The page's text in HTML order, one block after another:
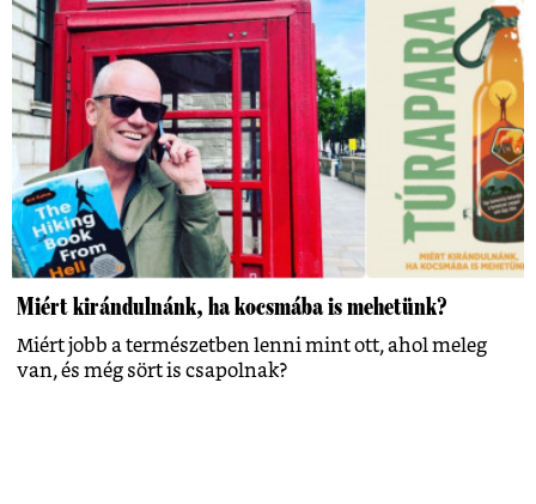
Miért kirándulnánk, ha kocsmába is mehetünk?
Miért jobb a természetben lenni mint ott, ahol meleg
van, és még sört is csapolnak?